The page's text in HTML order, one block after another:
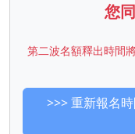
您
第二波名額釋出時間
>>> 重新報名